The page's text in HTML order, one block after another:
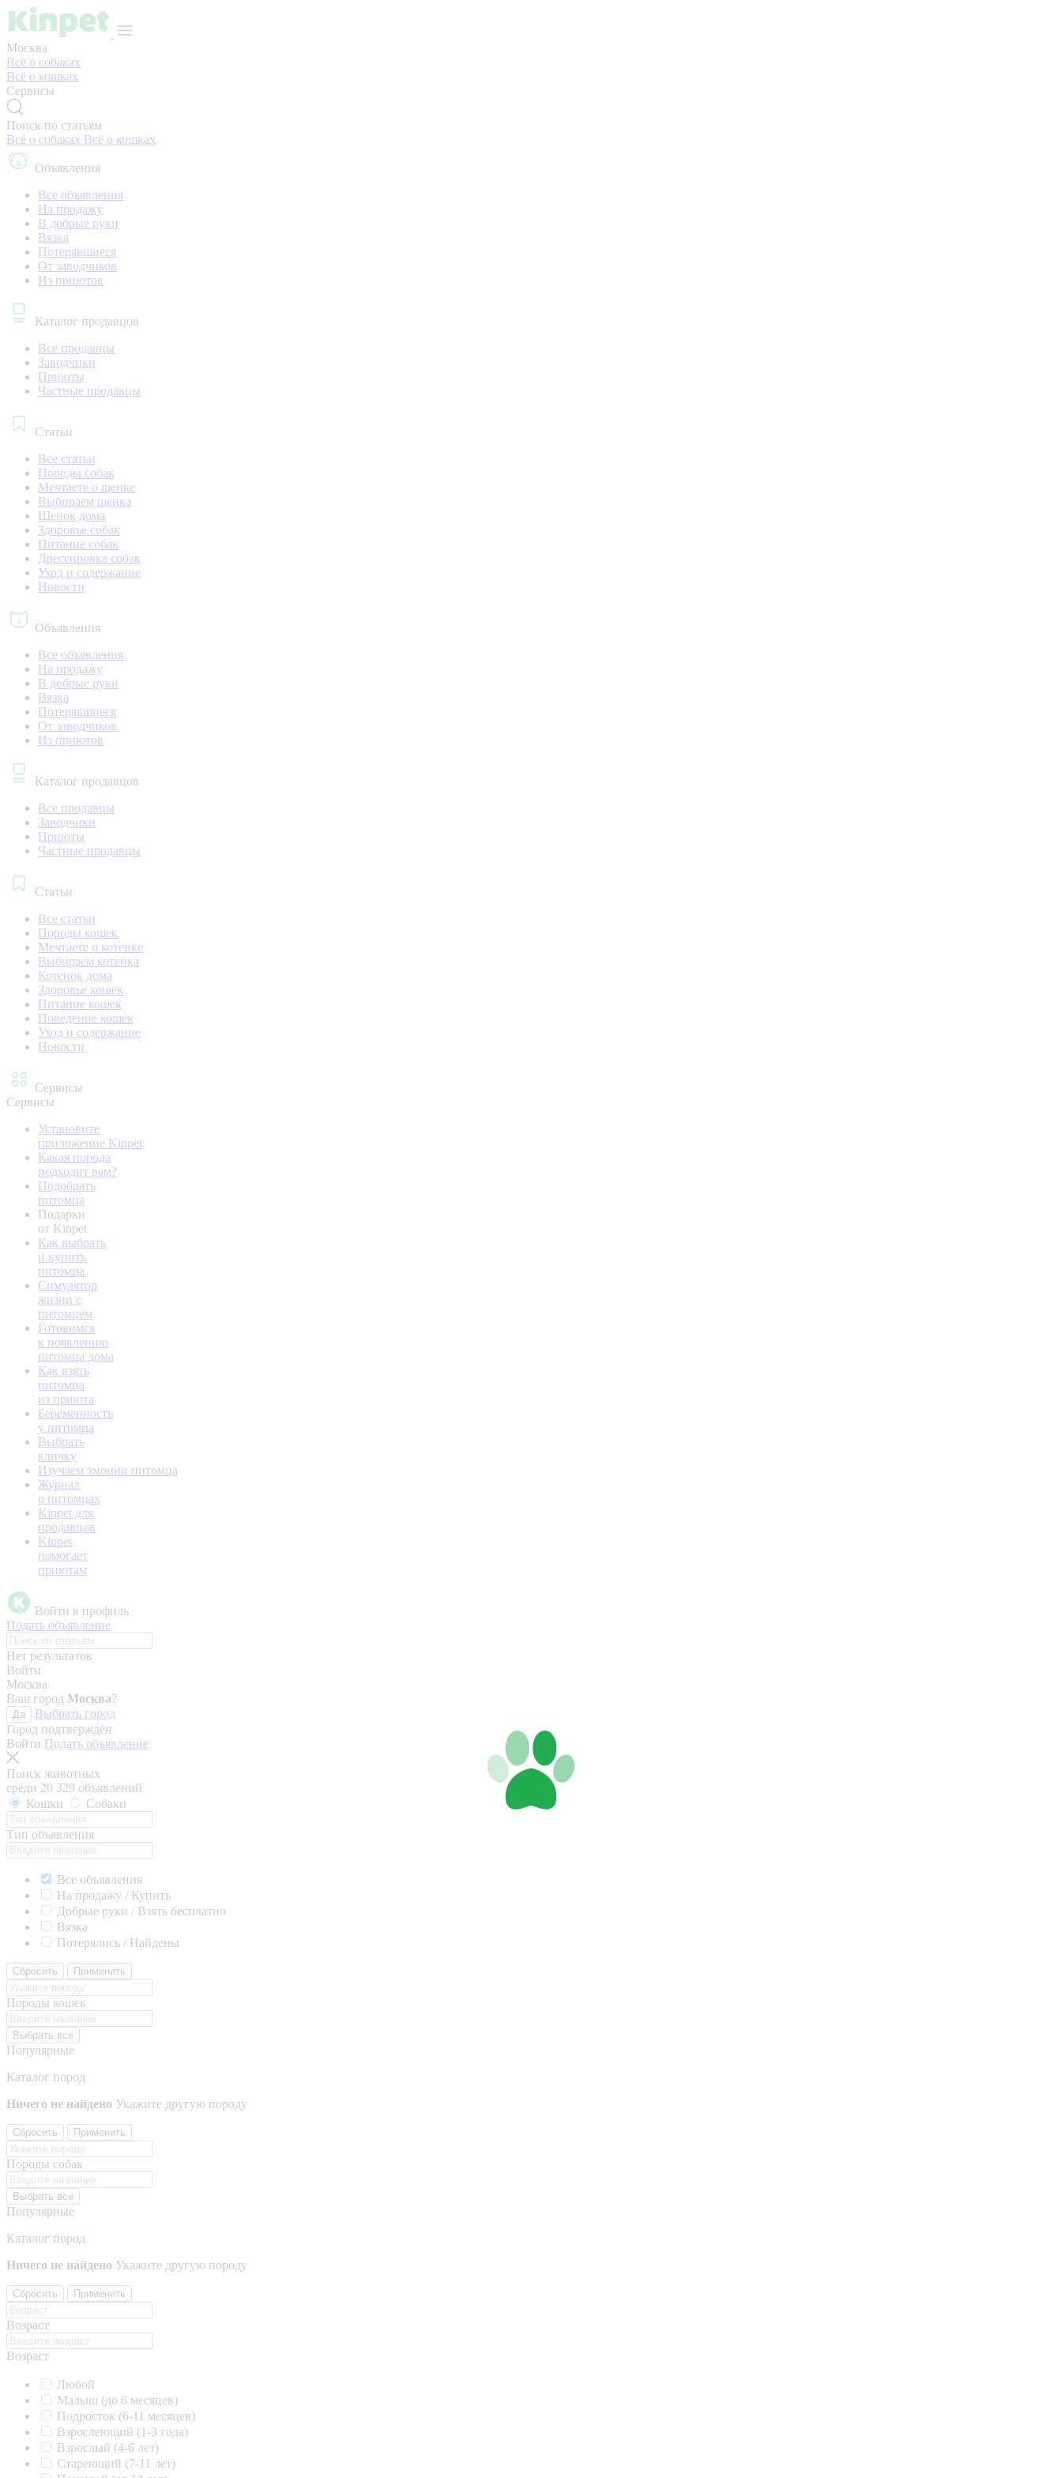
Москва
Всё о собаках
Всё о кошках
Сервисы
Поиск по статьям
Всё о собаках Всё о кошках
Объявления
Все объявления
На продажу
В добрые руки
Вязка
Потерявшиеся
От заводчиков
Из приютов
Каталог продавцов
Все продавцы
Заводчики
Приюты
Частные продавцы
Статьи
Все статьи
Породы собак
Мечтаете о щенке
Выбираем щенка
Щенок дома
Здоровье собак
Питание собак
Дрессировка собак
Уход и содержание
Новости
Объявления
Все объявления
На продажу
В добрые руки
Вязка
Потерявшиеся
От заводчиков
Из приютов
Каталог продавцов
Все продавцы
Заводчики
Приюты
Частные продавцы
Статьи
Все статьи
Породы кошек
Мечтаете о котенке
Выбираем котенка
Котенок дома
Здоровье кошек
Питание кошек
Поведение кошек
Уход и содержание
Новости
Сервисы
Сервисы
Установите
приложение Kinpet
Какая порода
подходит вам?
Подобрать
питомца
Подарки
от Kinpet
Как выбрать
и купить
питомца
Симулятор
жизни с
питомцем
Готовимся
к появлению
питомца дома
Как взять
питомца
из приюта
Беременность
у питомца
Выбрать
кличку
Изучаем эмоции питомца
Журнал
о питомцах
Kinpet для
продавцов
Kinpet
помогает
приютам
Войти в профиль
Подать объявление
Нет результатов
Войти
Москва
Ваш город Москва?
Да
Выбрать город
Город подтверждён
Войти Подать объявление
Поиск животных
среди 20 329 объявлений
Кошки
Собаки
Тип объявления
Все объявления
На продажу / Купить
Добрые руки / Взять бесплатно
Вязка
Потерялись / Найдены
Сбросить Применить
Породы кошек
Выбрать все
Популярные
Каталог пород
Ничего не найдено Укажите другую породу
Сбросить Применить
Породы собак
Выбрать все
Популярные
Каталог пород
Ничего не найдено Укажите другую породу
Сбросить Применить
Возраст
Возраст
Любой
Малыш (до 6 месяцев)
Подросток (6-11 месяцев)
Взрослеющий (1-3 года)
Взрослый (4-6 лет)
Стареющий (7-11 лет)